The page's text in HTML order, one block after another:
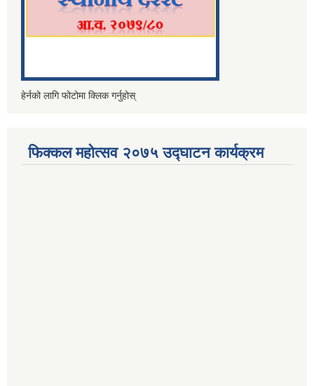
हेर्नको लागि फोटोमा क्लिक गर्नुहोस्
फिक्कल महोत्सव २०७५ उद्घाटन कार्यक्रम